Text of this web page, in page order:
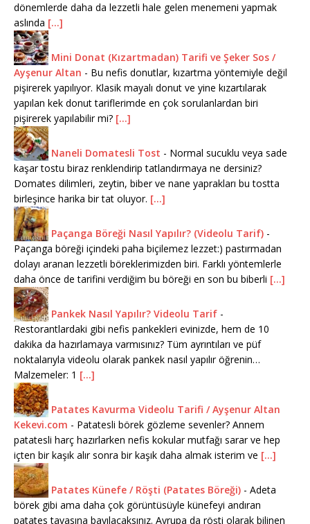
dönemlerde daha da lezzetli hale gelen menemeni yapmak
aslında [...]
Mini Donat (Kızartmadan) Tarifi ve Şeker Sos /
Ayşenur Altan - Bu nefis donutlar, kızartma yöntemiyle değil
pişirerek yapılıyor. Klasik mayalı donut ve yine kızartılarak
yapılan kek donut tariflerimde en çok sorulanlardan biri
pişirerek yapılabilir mi? [...]
Naneli Domatesli Tost - Normal sucuklu veya sade
kaşar tostu biraz renklendirip tatlandırmaya ne dersiniz?
Domates dilimleri, zeytin, biber ve nane yaprakları bu tostta
birleşince harika bir tat oluyor. [...]
Paçanga Böreği Nasıl Yapılır? (Videolu Tarif) -
Paçanga böreği içindeki paha biçilemez lezzet:) pastırmadan
dolayı aranan lezzetli böreklerimizden biri. Farklı yöntemlerle
daha önce de tarifini verdiğim bu böreği en son bu biberli [...]
Pankek Nasıl Yapılır? Videolu Tarif -
Restorantlardaki gibi nefis pankekleri evinizde, hem de 10
dakika da hazırlamaya varmısınız? Tüm ayrıntıları ve püf
noktalarıyla videolu olarak pankek nasıl yapılır öğrenin…
Malzemeler: 1 [...]
Patates Kavurma Videolu Tarifi / Ayşenur Altan
Kekevi.com - Patatesli börek gözleme sevenler? Annem
patatesli harç hazırlarken nefis kokular mutfağı sarar ve hep
içten bir kaşık alır sonra bir kaşık daha almak isterim ve [...]
Patates Künefe / Röşti (Patates Böreği) - Adeta
börek gibi ama daha çok görüntüsüyle künefeyi andıran
patates tavasına bayılacaksınız. Avrupa da röşti olarak bilinen